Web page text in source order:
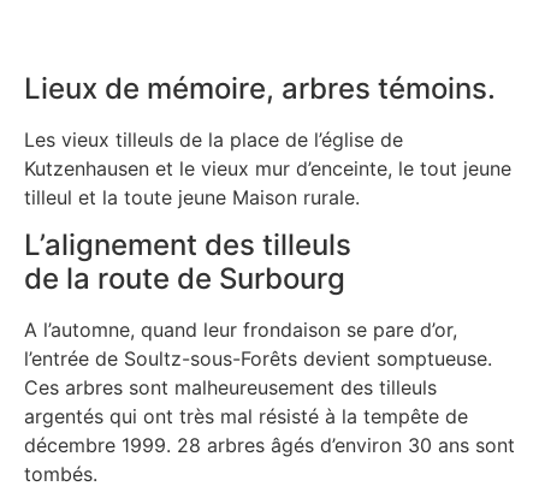
Lieux de mémoire, arbres témoins.
Les vieux tilleuls de la place de l’église de
Kutzenhausen et le vieux mur d’enceinte, le tout jeune
tilleul et la toute jeune Maison rurale.
L’alignement des tilleuls
de la route de Surbourg
A l’automne, quand leur frondaison se pare d’or,
l’entrée de Soultz-sous-Forêts devient somptueuse.
Ces arbres sont malheureusement des tilleuls
argentés qui ont très mal résisté à la tempête de
décembre 1999. 28 arbres âgés d’environ 30 ans sont
tombés.